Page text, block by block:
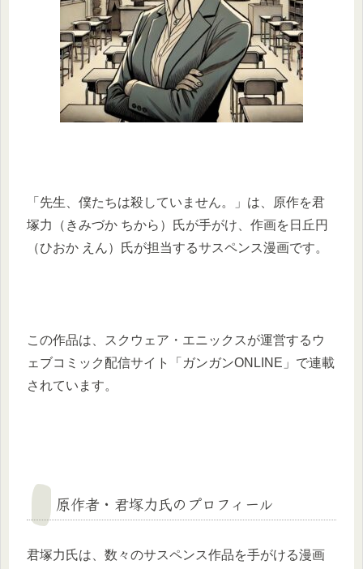
「先生、僕たちは殺していません。」は、原作を君
塚力（きみづか ちから）氏が手がけ、作画を日丘円
（ひおか えん）氏が担当するサスペンス漫画です。
この作品は、スクウェア・エニックスが運営するウ
ェブコミック配信サイト「ガンガンONLINE」で連載
されています。
原作者・君塚力氏のプロフィール
君塚力氏は、数々のサスペンス作品を手がける漫画